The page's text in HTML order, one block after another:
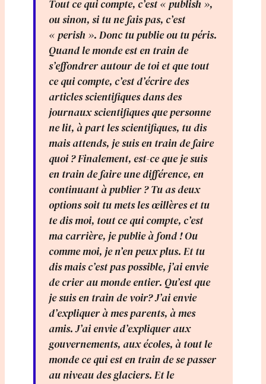
Tout ce qui compte, c’est « publish »,
ou sinon, si tu ne fais pas, c’est
« perish ». Donc tu publie ou tu péris.
Quand le monde est en train de
s’effondrer autour de toi et que tout
ce qui compte, c’est d’écrire des
articles scientifiques dans des
journaux scientifiques que personne
ne lit, à part les scientifiques, tu dis
mais attends, je suis en train de faire
quoi ? Finalement, est-ce que je suis
en train de faire une différence, en
continuant à publier ? Tu as deux
options soit tu mets les œillères et tu
te dis moi, tout ce qui compte, c’est
ma carrière, je publie à fond ! Ou
comme moi, je n’en peux plus. Et tu
dis mais c’est pas possible, j’ai envie
de crier au monde entier. Qu’est que
je suis en train de voir? J’ai envie
d’expliquer à mes parents, à mes
amis. J’ai envie d’expliquer aux
gouvernements, aux écoles, à tout le
monde ce qui est en train de se passer
au niveau des glaciers. Et le